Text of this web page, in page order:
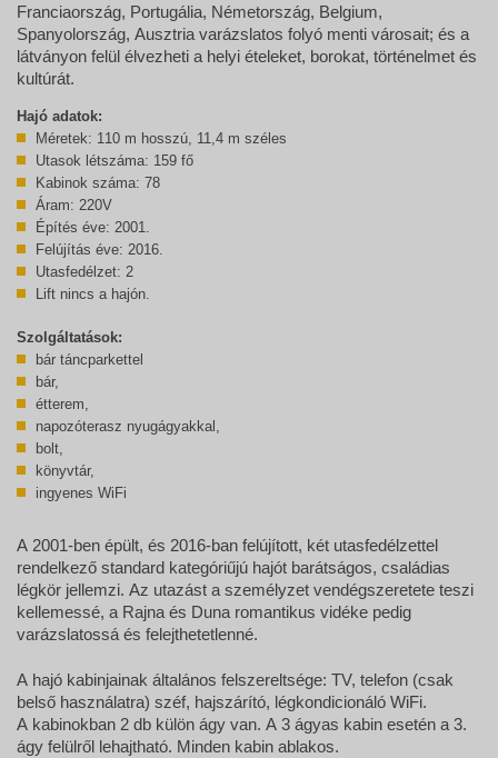
Franciaország, Portugália, Németország, Belgium,
Spanyolország, Ausztria varázslatos folyó menti városait; és a
látványon felül élvezheti a helyi ételeket, borokat, történelmet és
kultúrát.
Hajó adatok:
Méretek: 110 m hosszú, 11,4 m széles
Utasok létszáma: 159 fő
Kabinok száma: 78
Áram: 220V
Építés éve: 2001.
Felújítás éve: 2016.
Utasfedélzet: 2
Lift nincs a hajón.
Szolgáltatások:
bár táncparkettel
bár,
étterem,
napozóterasz nyugágyakkal,
bolt,
könyvtár,
ingyenes WiFi
A 2001-ben épült, és 2016-ban felújított, két utasfedélzettel
rendelkező standard kategóriűjú hajót barátságos, családias
légkör jellemzi. Az utazást a személyzet vendégszeretete teszi
kellemessé, a Rajna és Duna romantikus vidéke pedig
varázslatossá és felejthetetlenné.
A hajó kabinjainak általános felszereltsége: TV, telefon (csak
belső használatra) széf, hajszárító, légkondicionáló WiFi.
A kabinokban 2 db külön ágy van. A 3 ágyas kabin esetén a 3.
ágy felülről lehajtható. Minden kabin ablakos.